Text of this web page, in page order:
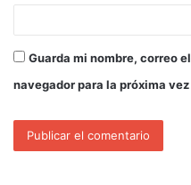
Guarda mi nombre, correo
navegador para la próxima